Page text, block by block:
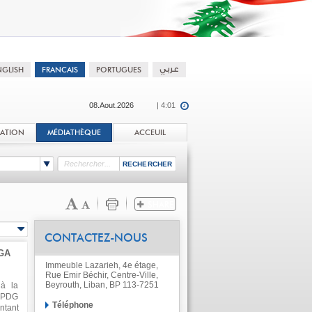
08.Aout.2026 | 4:01
MÉDIATHÈQUE ACCEUIL
à la
CONTACTEZ-NOUS
Immeuble Lazarieh, 4e étage,
Rue Emir Béchir, Centre-Ville,
Beyrouth, Liban, BP 113-7251
Téléphone